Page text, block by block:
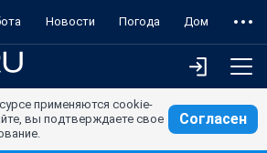
Новости Погода Дом
применяются cookie-
вы подтверждаете свое
Согласен